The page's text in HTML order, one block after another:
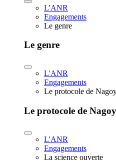
L'ANR
Engagements
Le genre
Le genre
L'ANR
Engagements
Le protocole de
Le protocole de
L'ANR
Engagements
La science ouverte